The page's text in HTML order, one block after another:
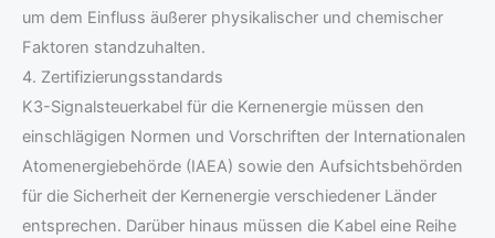
um dem Einfluss äußerer physikalischer und chemischer
Faktoren standzuhalten.
4. Zertifizierungsstandards
K3-Signalsteuerkabel für die Kernenergie müssen den
einschlägigen Normen und Vorschriften der Internationalen
Atomenergiebehörde (IAEA) sowie den Aufsichtsbehörden
für die Sicherheit der Kernenergie verschiedener Länder
entsprechen. Darüber hinaus müssen die Kabel eine Reihe